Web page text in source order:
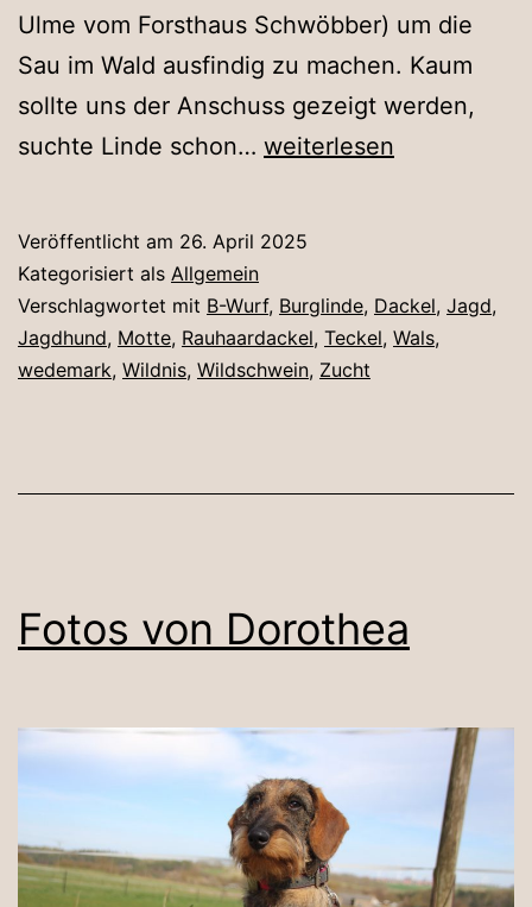
Ulme vom Forsthaus Schwöbber) um die
Sau im Wald ausfindig zu machen. Kaum
sollte uns der Anschuss gezeigt werden,
suchte Linde schon… Linde
weiterlesen
Veröffentlicht am 26. April 2025
Kategorisiert als Allgemein
Verschlagwortet mit B-Wurf, Burglinde, Dackel, Jagd,
Jagdhund, Motte, Rauhaardackel, Teckel, Wals,
wedemark, Wildnis, Wildschwein, Zucht
Fotos von Dorothea